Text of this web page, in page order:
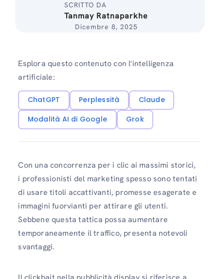
SCRITTO DA
Tanmay Ratnaparkhe
Dicembre 8, 2025
Esplora questo contenuto con l'intelligenza
artificiale:
ChatGPT Perplessità
Claude
Modalità AI di Google
Grok
Con una concorrenza per i clic ai massimi storici,
i professionisti del marketing spesso sono tentati
di usare titoli accattivanti, promesse esagerate e
immagini fuorvianti per attirare gli utenti.
Sebbene questa tattica possa aumentare
temporaneamente il traffico, presenta notevoli
svantaggi.